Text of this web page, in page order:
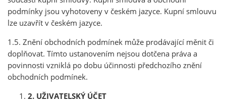
podmínky jsou vyhotoveny v českém jazyce. Kupní smlouvu
lze uzavřít v českém jazyce.
1.5. Znění obchodních podmínek může prodávající měnit či
doplňovat. Tímto ustanovením nejsou dotčena práva a
povinnosti vzniklá po dobu účinnosti předchozího znění
obchodních podmínek.
2. UŽIVATELSKÝ ÚČET